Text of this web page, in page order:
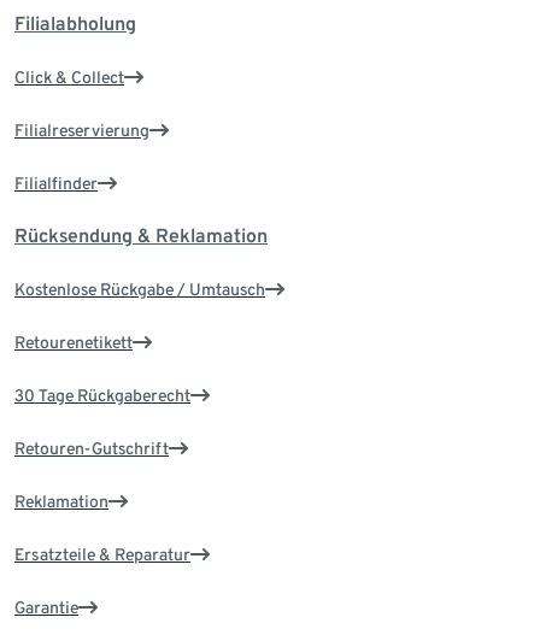
Filialabholung
Click & Collect
Filialreservierung
Filialfinder
Rücksendung & Reklamation
Kostenlose Rückgabe / Umtausch
Retourenetikett
30 Tage Rückgaberecht
Retouren-Gutschrift
Reklamation
Ersatzteile & Reparatur
Garantie